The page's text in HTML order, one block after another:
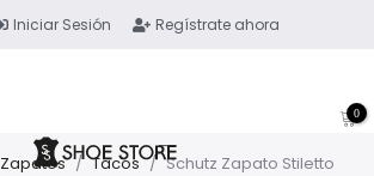
Iniciar Sesión Regístrate ahora
0
Zapatos / Tacos / Schutz Zapato Stiletto